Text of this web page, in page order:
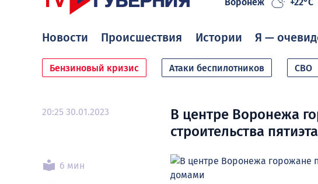
Новости Происшествия Истории Я —
Бензиновый кризис Атаки беспилотников СВО
20:25 30.01.2023
6 мин
В центре Воронежа
строительства